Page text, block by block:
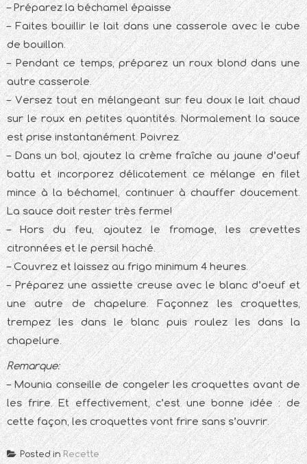
– Préparez la béchamel épaisse
– Faites bouillir le lait dans une casserole avec le cube
de bouillon.
– Pendant ce temps, préparez un roux blond dans une
autre casserole.
– Versez tout en mélangeant sur feu doux le lait chaud
sur le roux en petites quantités. Normalement la sauce
est prise instantanément. Poivrez.
– Dans un bol, ajoutez la crème fraîche au jaune d’oeuf
battu et incorporez délicatement ce mélange en filet
mince à la béchamel, continuer à chauffer doucement.
La sauce doit rester très ferme!
– Hors du feu, ajoutez le fromage, les crevettes
citronnées et le persil haché.
– Couvrez et laissez au frigo minimum 4 heures.
– Préparez une assiette creuse avec le blanc d’oeuf et
une autre de chapelure. Façonnez les croquettes,
trempez les dans le blanc puis roulez les dans la
chapelure.
Remarque:
– Mounia conseille de congeler les croquettes avant de
les frire. Et effectivement, c’est une bonne idée : de
cette façon, les croquettes vont frire sans s’ouvrir.
Posted inRecette